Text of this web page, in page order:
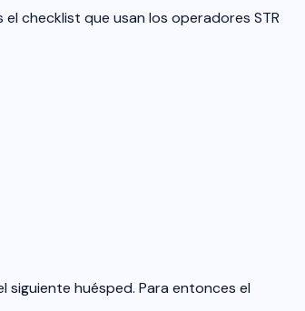
checklist que usan los operadores STR
siguiente huésped. Para entonces el